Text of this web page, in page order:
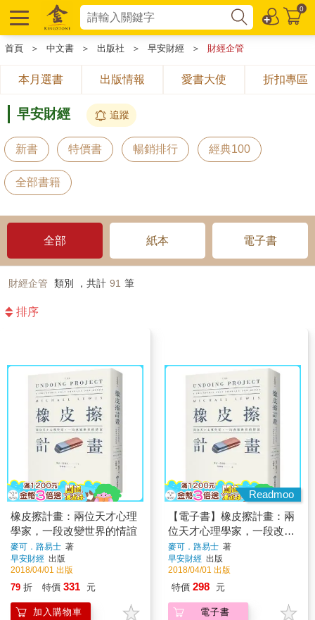
0
首頁 ＞ 中文書 ＞ 出版社 ＞ 早安財經 ＞ 財經企管
本月選書 出版情報 愛書大使 折扣專區
早安財經 追蹤
新書 特價書 暢銷排行 經典100
全部書籍
全部 紙本 電子書
財經企管 類別 ，共計 91 筆
排序
橡皮擦計畫：兩位天才心理
學家，一段改變世界的情誼
麥可．路易士 著
早安財經 出版
2018/04/01 出版
79 折 特價 331 元
加入購物車
Readmoo
【電子書】橡皮擦計畫：兩
位天才心理學家，一段改變
世界的情誼
麥可．路易士 著
早安財經 出版
2018/04/01 出版
特價 298 元
電子書